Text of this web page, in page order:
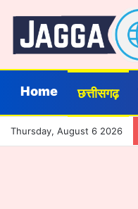
Home छत्तीसगढ़
Thursday, August 6 2026